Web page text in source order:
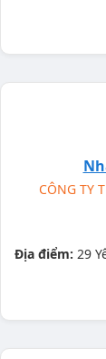
CÔNG TY
Địa điểm: 29